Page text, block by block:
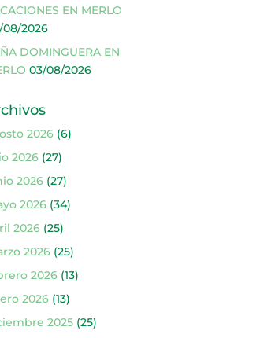
EN MERLO
08/2026
DOMINGUERA EN
03/08/2026
2026(6)
2026(27)
2026(27)
2026(34)
2026(25)
2026(25)
2026(13)
2026(13)
2025(25)